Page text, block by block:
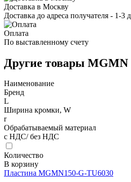
Доставка в Москву
Доставка до адреса получателя - 1-3
Оплата
По выставленному счету
Другие товары MGMN
Наименование
Бренд
L
Ширина кромки, W
r
Обрабатываемый материал
с НДС/ без НДС
Количество
В корзину
Пластина MGMN150-G-TU6030